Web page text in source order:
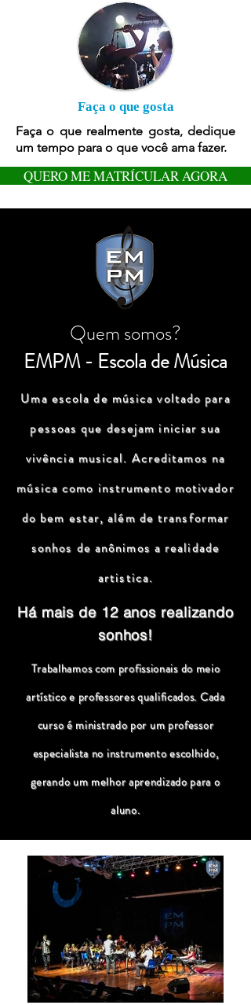
Faça o que gosta
Faça o que realmente gosta, dedique
um tempo para o que você ama fazer.
QUERO ME MATRÍCULAR AGORA
Quem somos?
EMPM - Escola de Música
Uma escola de música voltado para
pessoas que desejam iniciar sua
vivência musical. Acreditamos na
música como instrumento motivador
do bem estar, além de transformar
sonhos de anônimos a realidade
artistica.
Há mais de 12 anos realizando
sonhos!
Trabalhamos com profissionais do meio
artístico e professores qualificados. Cada
curso é ministrado por um professor
especialista no instrumento escolhido,
gerando um melhor aprendizado para o
aluno.